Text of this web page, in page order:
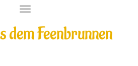
dem Feenbrunnen
T
G